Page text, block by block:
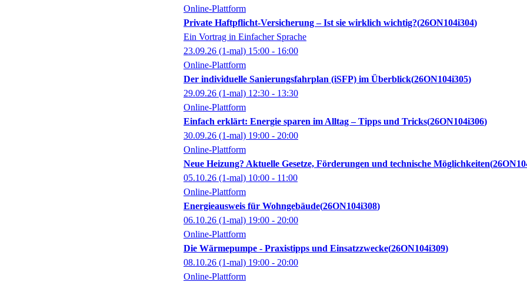
Online-Plattform
Private Haftpflicht-Versicherung – Ist sie wirklich wichtig? 26ON104i304
Ein Vortrag in Einfacher Sprache
23.09.26 (1-mal) 15:00 - 16:00
Online-Plattform
Der individuelle Sanierungsfahrplan (iSFP) im Überblick 26ON104i305
29.09.26 (1-mal) 12:30 - 13:30
Online-Plattform
Einfach erklärt: Energie sparen im Alltag – Tipps und Tricks 26ON104i306
30.09.26 (1-mal) 19:00 - 20:00
Online-Plattform
Neue Heizung? Aktuelle Gesetze, Förderungen und technische Möglichkeiten
05.10.26 (1-mal) 10:00 - 11:00
Online-Plattform
Energieausweis für Wohngebäude 26ON104i308
06.10.26 (1-mal) 19:00 - 20:00
Online-Plattform
Die Wärmepumpe - Praxistipps und Einsatzzwecke 26ON104i309
08.10.26 (1-mal) 19:00 - 20:00
Online-Plattform